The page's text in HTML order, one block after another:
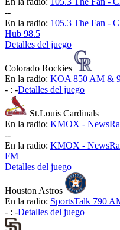
--
En la radio: 105.3 The Fan -
Hub 98.5
Detalles del juego
Colorado Rockies
En la radio: KOA 850 AM &
- : -Detalles del juego
St.Louis Cardinals
En la radio: KMOX -
--
En la radio: KMOX -
FM
Detalles del juego
Houston Astros
En la radio: SportsTalk 790
- : -Detalles del juego